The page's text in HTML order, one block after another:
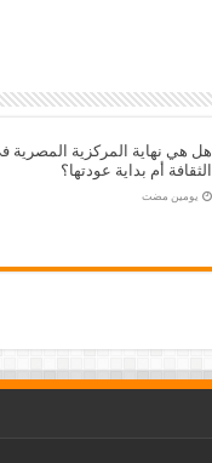
هل هي نهاية المركزية المصرية
الثقافة أم بداية عودتها؟
‏يومين مضت